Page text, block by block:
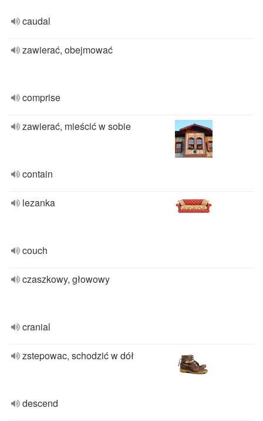
caudal
zawierać, obejmować
comprise
zawierać, mieścić w sobie
contain
lezanka
couch
czaszkowy, głowowy
cranial
zstepowac, schodzić w dół
descend